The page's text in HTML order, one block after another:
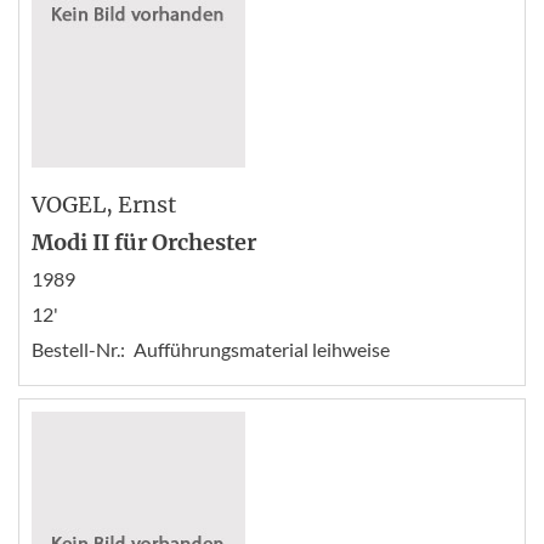
VOGEL, Ernst
Modi II für Orchester
1989
12'
Bestell-Nr.: Aufführungsmaterial leihweise